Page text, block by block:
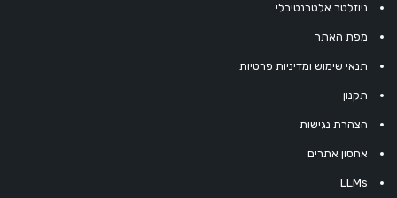
ניוזלטר אלטרנטיבלי
מפת האתר
תנאי שימוש ומדיניות פרטיות
תקנון
הצהרת נגישות
אחסון אתרים
LLMs